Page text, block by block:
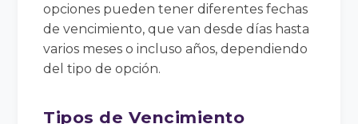
opciones pueden tener diferentes fechas
de vencimiento, que van desde días hasta
varios meses o incluso años, dependiendo
del tipo de opción.
Tipos de Vencimiento